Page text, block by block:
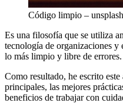
Código limpio – unsplash
Es una filosofía que se utiliza
tecnología de organizaciones y
lo más limpio y libre de errores.
Como resultado, he escrito
principales, las mejores
beneficios de trabajar con